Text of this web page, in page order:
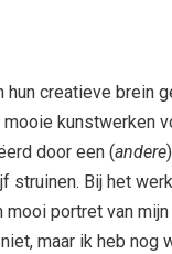
creatieve brein
kunstwerken
door een (andere
struinen. Bij het
portret van
maar ik heb nog